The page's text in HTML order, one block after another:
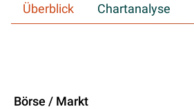
Überblick Chartanalyse
Börse / Markt